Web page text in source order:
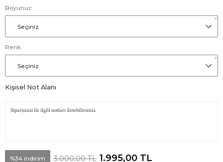
Boyunuz
*
Renk
*
Kişisel Not Alanı
%34 indirim 3.000,00 TL 1.995,00 TL